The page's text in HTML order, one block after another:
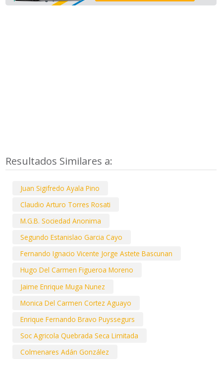
Resultados Similares a:
Juan Sigifredo Ayala Pino
Claudio Arturo Torres Rosati
M.G.B. Sociedad Anonima
Segundo Estanislao Garcia Cayo
Fernando Ignacio Vicente Jorge Astete Bascunan
Hugo Del Carmen Figueroa Moreno
Jaime Enrique Muga Nunez
Monica Del Carmen Cortez Aguayo
Enrique Fernando Bravo Puyssegurs
Soc Agricola Quebrada Seca Limitada
Colmenares Adán González